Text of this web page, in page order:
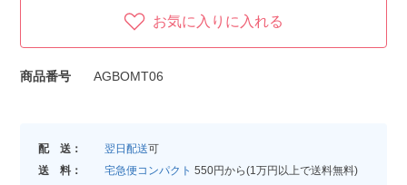
お気に入りに入れる
商品番号 AGBOMT06
配 送： 翌日配送可
送 料：
宅急便コンパクト 550円から(1万円以上で送料無料)